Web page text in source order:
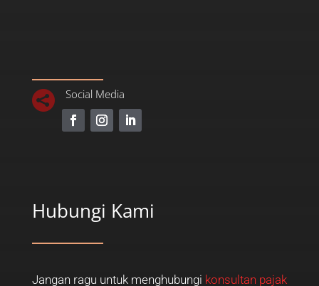
 Social Media
Hubungi Kami
Jangan ragu untuk menghubungi konsultan pajak